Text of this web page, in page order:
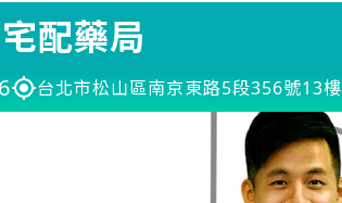
配藥局
台北市松山區南京東路5段356號13樓